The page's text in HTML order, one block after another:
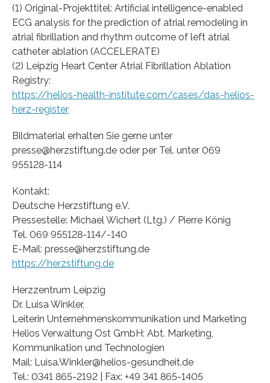
(1) Original-Projekttitel: Artificial intelligence-enabled
ECG analysis for the prediction of atrial remodeling in
atrial fibrillation and rhythm outcome of left atrial
catheter ablation (ACCELERATE)
(2) Leipzig Heart Center Atrial Fibrillation Ablation
Registry:
https://helios-health-institute.com/cases/das-helios-
herz-register
Bildmaterial erhalten Sie gerne unter
presse@herzstiftung.de oder per Tel. unter 069
955128-114
Kontakt:
Deutsche Herzstiftung e.V.
Pressestelle: Michael Wichert (Ltg.) / Pierre König
Tel. 069 955128-114/-140
E-Mail: presse@herzstiftung.de
https://herzstiftung.de
Herzzentrum Leipzig
Dr. Luisa Winkler,
Leiterin Unternehmenskommunikation und Marketing
Helios Verwaltung Ost GmbH: Abt. Marketing,
Kommunikation und Technologien
Mail: Luisa.Winkler@helios-gesundheit.de
Tel.: 0341 865-2192 | Fax: +49 341 865-1405